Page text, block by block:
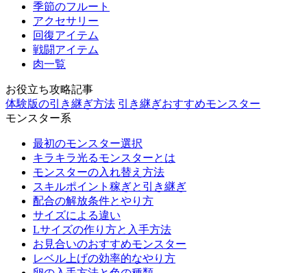
季節のフルート
アクセサリー
回復アイテム
戦闘アイテム
肉一覧
お役立ち攻略記事
体験版の引き継ぎ方法 引き継ぎおすすめモンスター
モンスター系
最初のモンスター選択
キラキラ光るモンスターとは
モンスターの入れ替え方法
スキルポイント稼ぎと引き継ぎ
配合の解放条件とやり方
サイズによる違い
Lサイズの作り方と入手方法
お見合いのおすすめモンスター
レベル上げの効率的なやり方